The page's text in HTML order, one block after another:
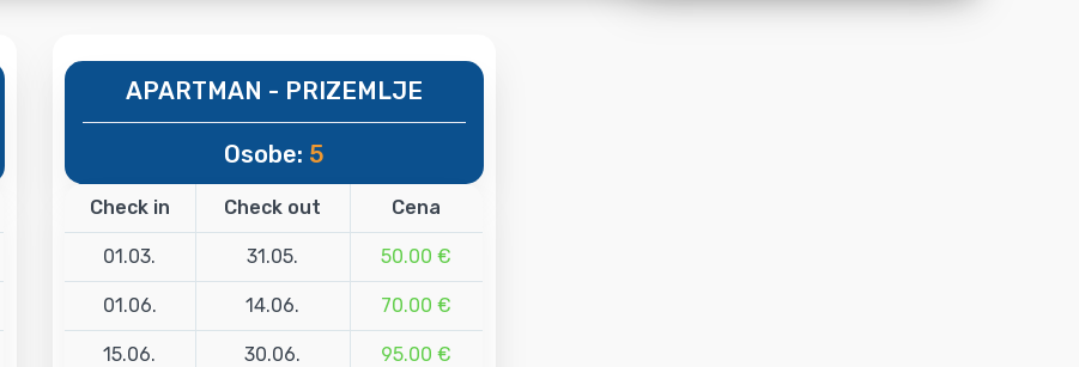
APARTMAN - PRIZEMLJE
Osobe: 5
Check in Check out Cena
01.03. 31.05. 50.00 €
01.06. 14.06. 70.00 €
15.06. 30.06. 95.00 €